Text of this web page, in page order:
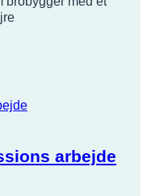
arbejde